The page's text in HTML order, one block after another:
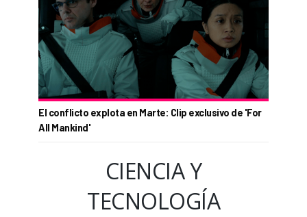
El conflicto explota en Marte: Clip exclusivo de 'For
All Mankind'
CIENCIA Y
TECNOLOGÍA